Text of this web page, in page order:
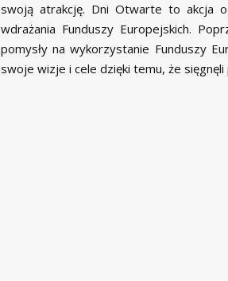
swoją atrakcję. Dni Otwarte to akcja
wdrażania Funduszy Europejskich.
pomysły na wykorzystanie Funduszy
swoje wizje i cele dzięki temu, że